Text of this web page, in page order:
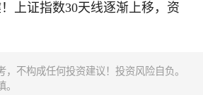
上证指数30天线逐渐上移，资
不构成任何投资建议！投资风险自负。